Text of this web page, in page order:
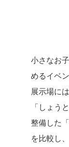
小さなお
めるイベ
展示場に
「しょう
整備した
を比較し